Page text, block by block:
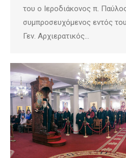
του ο Ιεροδιάκονος π.
συμπροσευχόμενος εντός
Γεν. Αρχιερατικός…